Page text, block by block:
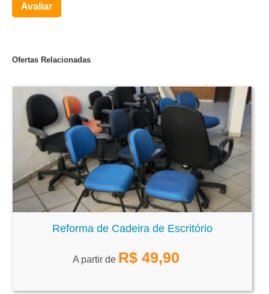
Avaliar
Ofertas Relacionadas
Reforma de Cadeira de Escritório
A partir de R$ 49,90